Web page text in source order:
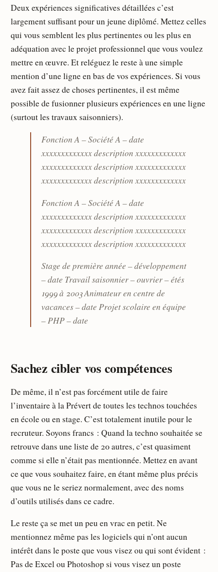
Deux expériences significatives détaillées c’est
largement suffisant pour un jeune diplômé. Mettez celles
qui vous semblent les plus pertinentes ou les plus en
adéquation avec le projet professionnel que vous voulez
mettre en œuvre. Et reléguez le reste à une simple
mention d’une ligne en bas de vos expériences. Si vous
avez fait assez de choses pertinentes, il est même
possible de fusionner plusieurs expériences en une ligne
(surtout les travaux saisonniers).
Fonction A – Société A – date
xxxxxxxxxxxxx description xxxxxxxxxxxxx
xxxxxxxxxxxxx description xxxxxxxxxxxxx
xxxxxxxxxxxxx description xxxxxxxxxxxxx
Fonction A – Société A – date
xxxxxxxxxxxxx description xxxxxxxxxxxxx
xxxxxxxxxxxxx description xxxxxxxxxxxxx
xxxxxxxxxxxxx description xxxxxxxxxxxxx
Stage de première année – développement
– date Travail saisonnier – ouvrier – étés
1999 à 2003 Animateur en centre de
vacances – date Projet scolaire en équipe
– PHP – date
Sachez cibler vos compétences
De même, il n’est pas forcément utile de faire
l’inventaire à la Prévert de toutes les technos touchées
en école ou en stage. C’est totalement inutile pour le
recruteur. Soyons francs : Quand la techno souhaitée se
retrouve dans une liste de 20 autres, c’est quasiment
comme si elle n’était pas mentionnée. Mettez en avant
ce que vous souhaitez faire, en étant même plus précis
que vous ne le seriez normalement, avec des noms
d’outils utilisés dans ce cadre.
Le reste ça se met un peu en vrac en petit. Ne
mentionnez même pas les logiciels qui n’ont aucun
intérêt dans le poste que vous visez ou qui sont évident :
Pas de Excel ou Photoshop si vous visez un poste